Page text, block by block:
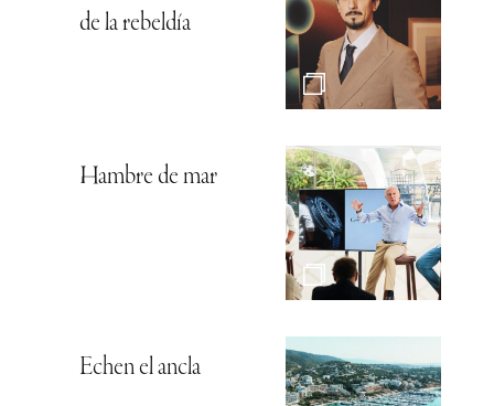
de la rebeldía
Hambre de mar
Echen el ancla